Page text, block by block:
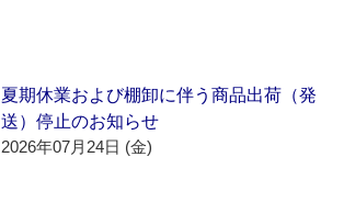
夏期休業および棚卸に伴う商品出荷（発
送）停止のお知らせ
2026年07月24日 (金)